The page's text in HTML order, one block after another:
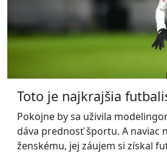
Toto je najkrajšia
Pokojne by sa uživila
dáva prednosť športu. A naviac
ženskému, jej záujem si získal